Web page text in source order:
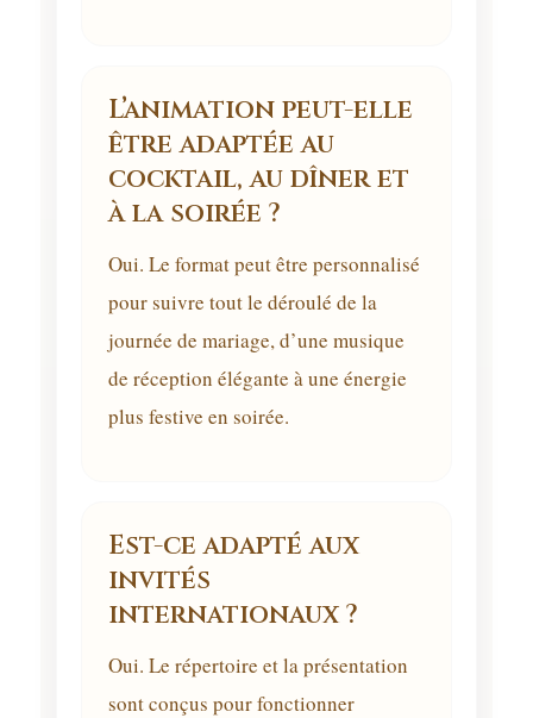
L’animation peut-elle
être adaptée au
cocktail, au dîner et
à la soirée ?
Oui. Le format peut être personnalisé
pour suivre tout le déroulé de la
journée de mariage, d’une musique
de réception élégante à une énergie
plus festive en soirée.
Est-ce adapté aux
invités
internationaux ?
Oui. Le répertoire et la présentation
sont conçus pour fonctionner